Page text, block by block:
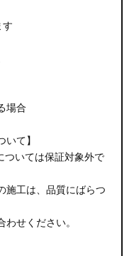
ース
す
場合
て】
ついては保証対象外で
施工は、品質にばらつ
せください。